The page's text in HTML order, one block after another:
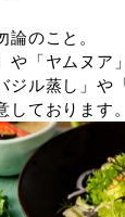
のこと。
「ヤムヌア
ル蒸し」や
ております。